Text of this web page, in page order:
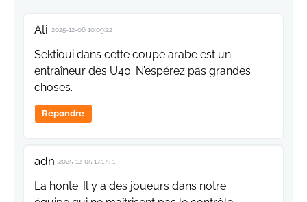
Ali 2025-12-06 10:09:22
Sektioui dans cette coupe arabe est un
entraîneur des U40. N’espérez pas grandes
choses.
Répondre
adn 2025-12-05 17:17:51
La honte. Il y a des joueurs dans notre